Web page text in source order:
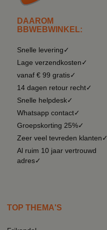
DAAROM
BBWEBWINKEL:
Snelle levering✓
Lage verzendkosten✓
vanaf € 99 gratis✓
14 dagen retour recht✓
Snelle helpdesk✓
Whatsapp contact✓
Groepskorting 25%✓
Zeer veel tevreden klanten✓
Al ruim 10 jaar vertrouwd
adres✓
TOP THEMA'S